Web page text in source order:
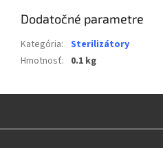
Dodatočné parametre
Kategória: Sterilizátory
Hmotnosť: 0.1 kg